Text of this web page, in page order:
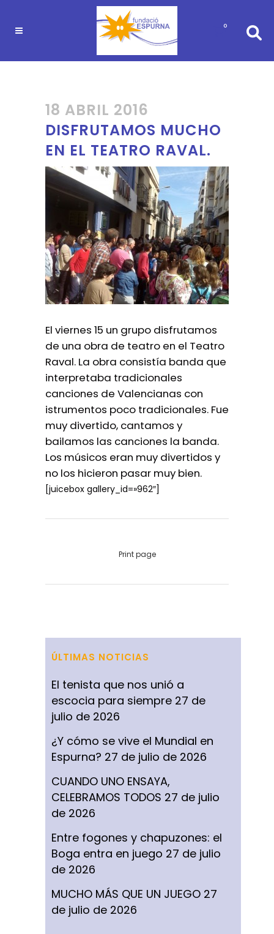
0
18 ABRIL 2016
DISFRUTAMOS MUCHO
EN EL TEATRO RAVAL.
El viernes 15 un grupo disfrutamos
de una obra de teatro en el Teatro
Raval. La obra consistía banda que
interpretaba tradicionales
canciones de Valencianas con
istrumentos poco tradicionales. Fue
muy divertido, cantamos y
bailamos las canciones la banda.
Los músicos eran muy divertidos y
no los hicieron pasar muy bien.
[juicebox gallery_id=»962″]
Print page
ÚLTIMAS NOTICIAS
El tenista que nos unió a
escocia para siempre 27 de
julio de 2026
¿Y cómo se vive el Mundial en
Espurna? 27 de julio de 2026
CUANDO UNO ENSAYA,
CELEBRAMOS TODOS 27 de julio
de 2026
Entre fogones y chapuzones: el
Boga entra en juego 27 de julio
de 2026
MUCHO MÁS QUE UN JUEGO 27
de julio de 2026